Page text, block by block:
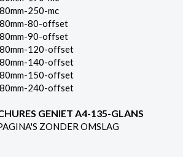
250-mc
80-offset
90-offset
120-offset
140-offset
150-offset
240-offset
GENIET A4-135-GLANS
ZONDER OMSLAG